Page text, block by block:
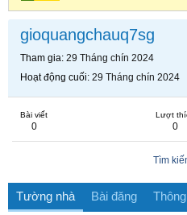
gioquangchauq7sg
Tham gia 29 Tháng chín 2024
Hoạt động cuối 29 Tháng chín 2024
Bài viết
0
Lượt
0
Tìm
Tường nhà Bài đăng